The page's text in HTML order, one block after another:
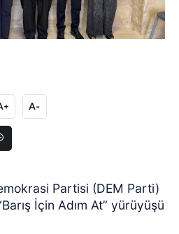
A-
Partisi (DEM Parti)
İçin Adım At” yürüyüşü